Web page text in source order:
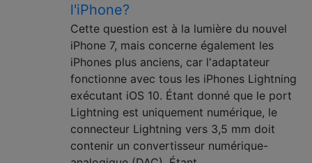
l'iPhone?
Cette question est à la lumière du nouvel
iPhone 7, mais concerne également les
iPhones plus anciens, car l'adaptateur
fonctionne avec tous les iPhones Lightning
exécutant iOS 10. Étant donné que le port
Lightning est uniquement numérique, le
connecteur Lightning vers 3,5 mm doit
contenir un convertisseur numérique-